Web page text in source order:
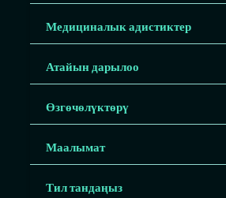
Медициналык адистиктер
Атайын дарылоо
Өзгөчөлүктөрү
Маалымат
Тил тандаңыз